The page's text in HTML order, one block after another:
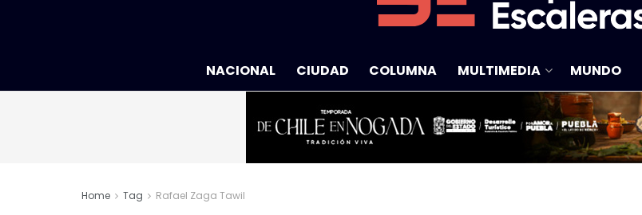
NACIONAL CIUDAD COLUMNA MULTIMEDIA MUNDO
Home Tag Rafael Zaga Tawil